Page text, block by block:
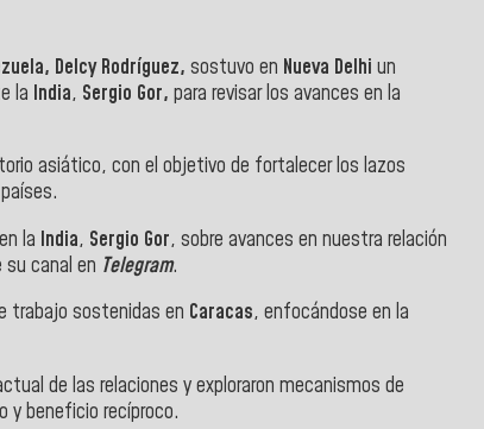
Delcy Rodríguez, sostuvo en Nueva Delhi un
la India, Sergio Gor, para revisar los avances en la
asiático, con el objetivo de fortalecer los lazos
en la India, Sergio Gor, sobre avances en nuestra relación
canal en Telegram.
trabajo sostenidas en Caracas, enfocándose en la
de las relaciones y exploraron mecanismos de
y beneficio recíproco.